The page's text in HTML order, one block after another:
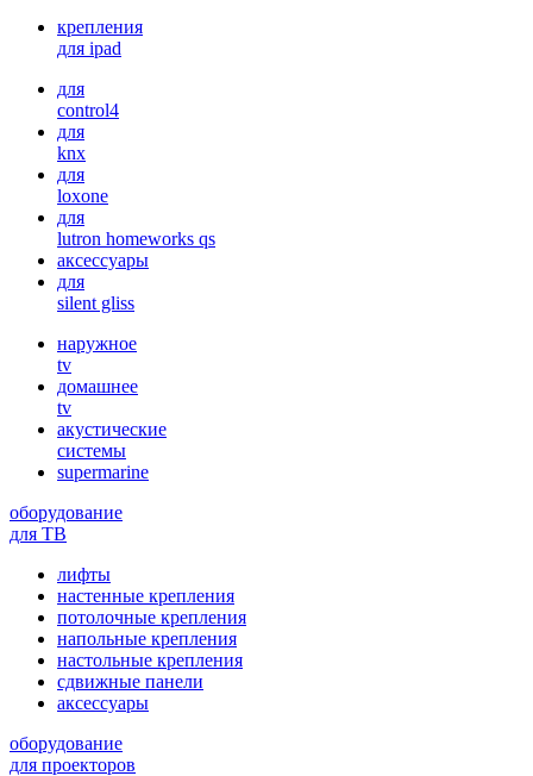
крепления
для ipad
для
control4
для
knx
для
loxone
для
lutron homeworks qs
аксессуары
для
silent gliss
наружное
tv
домашнее
tv
акустические
системы
supermarine
оборудование
для ТВ
лифты
настенные крепления
потолочные крепления
напольные крепления
настольные крепления
сдвижные панели
аксессуары
оборудование
для проекторов